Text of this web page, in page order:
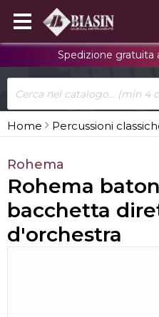
Spedizione gratuita
Home Percussioni
Rohema
Rohema
bacchetta
d'orchestra